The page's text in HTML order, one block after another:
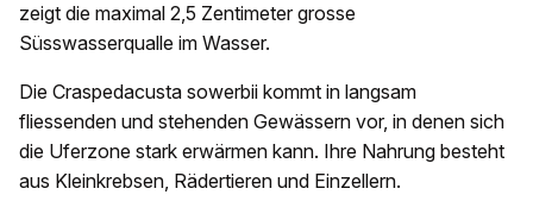
zeigt die maximal 2,5 Zentimeter grosse
Süsswasserqualle im Wasser.
Die Craspedacusta sowerbii kommt in langsam
fliessenden und stehenden Gewässern vor, in denen sich
die Uferzone stark erwärmen kann. Ihre Nahrung besteht
aus Kleinkrebsen, Rädertieren und Einzellern.